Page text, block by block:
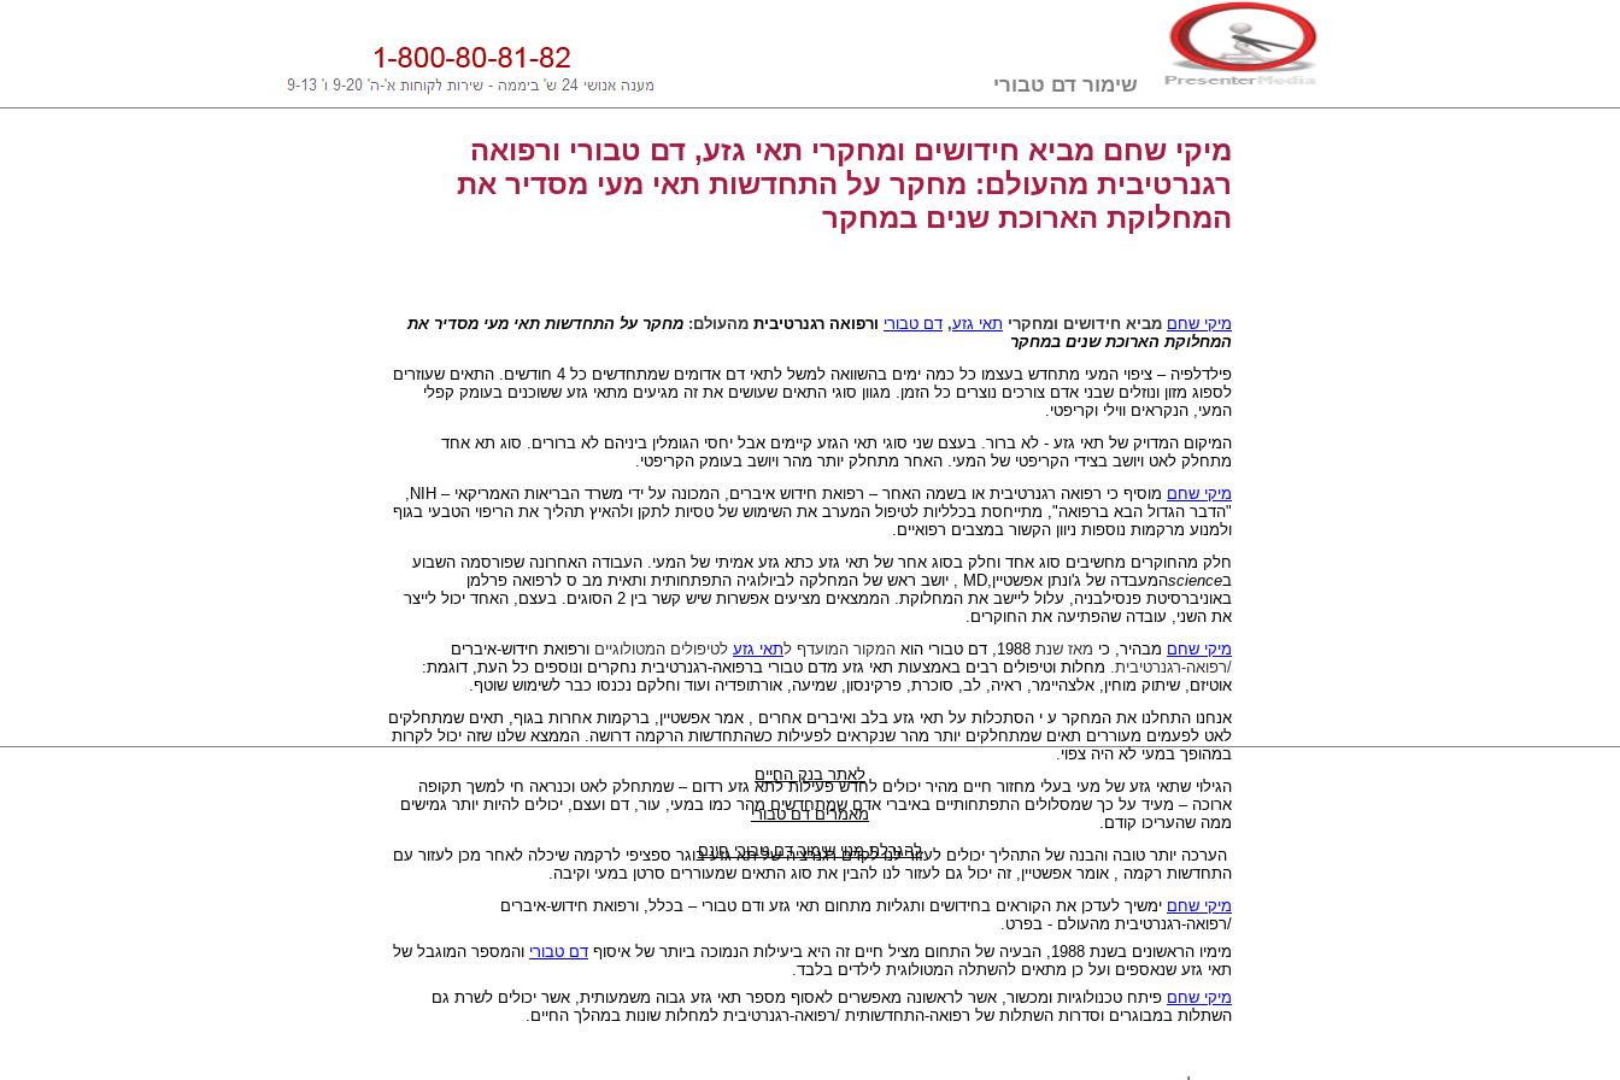
מיקי שחם מביא חידושים ומחקרי תאי גזע, דם טבורי ורפואה
רגנרטיבית מהעולם: מחקר על התחדשות תאי מעי מסדיר את
המחלוקת הארוכת שנים במחקר
מיקי שחם מביא חידושים ומחקרי תאי גזע, דם טבורי ורפואה רגנרטיבית מהעולם: מחקר על התחדשות תאי מעי מסדיר את
המחלוקת הארוכת שנים במחקר
פילדלפיה – ציפוי המעי מתחדש בעצמו כל כמה ימים בהשוואה למשל לתאי דם אדומים שמתחדשים כל 4 חודשים. התאים שעוזרים
לספוג מזון ונוזלים שבני אדם צורכים נוצרים כל הזמן. מגוון סוגי התאים שעושים את זה מגיעים מתאי גזע ששוכנים בעומק קפלי
המעי, הנקראים ווילי וקריפטי.
המיקום המדויק של תאי גזע - לא ברור. בעצם שני סוגי תאי הגזע קיימים אבל יחסי הגומלין ביניהם לא ברורים. סוג תא אחד
מתחלק לאט ויושב בצידי הקריפטי של המעי. האחר מתחלק יותר מהר ויושב בעומק הקריפטי.
מיקי שחם מוסיף כי רפואה רגנרטיבית או בשמה האחר – רפואת חידוש איברים, המכונה על ידי משרד הבריאות האמריקאי – NIH
"הדבר הגדול הבא ברפואה", מתייחסת בכלליות לטיפול המערב את השימוש של טסיות לתקן ולהאיץ תהליך את הריפוי הטבעי בגוף
ולמנוע מרקמות נוספות ניוון הקשור במצבים רפואיים.
חלק מהחוקרים מחשיבים סוג אחד וחלק בסוג אחר של תאי גזע כתא גזע אמיתי של המעי. העבודה האחרונה שפורסמה השבוע
בscienceהמעבדה של ג'ונתן אפשטיין, MD
, יושב ראש של המחלקה לביולוגיה התפתחותית ותאית מב ס לרפואה פרלמן
באוניברסיטת פנסילבניה, עלול ליישב את המחלוקת. הממצאים מציעים אפשרות שיש קשר בין 2 הסוגים. בעצם, האחד יכול לייצר
את השני, עובדה שהפתיעה את החוקרים.
מיקי שחם מבהיר , כי מאז שנת 1988, דם טבורי הוא המקור המועדף לתאי גזע לטיפולים המטולוגיים ורפואת חידוש-איברים
/רפואה-רגנרטיבית. מחלות וטיפולים רבים באמצעות תאי גזע מדם טבורי ברפואה-רגנרטיבית נחקרים ונוספים כל העת, דוגמת:
אוטיזם, שיתוק מוחין, אלצהיימר, ראיה, לב, סוכרת, פרקינסון, שמיעה, אורתופדיה ועוד וחלקם נכנסו כבר לשימוש שוטף.
אנחנו התחלנו את המחקר ע י הסתכלות על תאי גזע בלב ואיברים אחרים , אמר אפשטיין, ברקמות אחרות בגוף, תאים שמתחלקים
לאט לפעמים מעוררים תאים שמתחלקים יותר מהר שנקראים לפעילות כשהתחדשות הרקמה דרושה. הממצא שלנו שזה יכול לקרות
במהופך במעי לא היה צפוי.
הגילוי שתאי גזע של מעי בעלי מחזור חיים מהיר יכולים לחדש פעילות לתא גזע רדום – שמתחלק לאט וכנראה חי למשך תקופה
ארוכה – מעיד על כך שמסלולים התפתחותיים באיברי אדם שמתחדשים מהר כמו במעי, עור, דם ועצם, יכולים להיות יותר גמישים
ממה שהעריכו קודם.
הערכה יותר טובה והבנה של התהליך יכולים לעזור לנו לקדם רגנרציה של תא גזע בוגר ספציפי לרקמה שיכלה לאחר מכן לעזור עם
התחדשות רקמה , אומר אפשטיין, זה יכול גם לעזור לנו להבין את סוג התאים שמעוררים סרטן במעי וקיבה.
מיקי שחם ימשיך לעדכן את הקוראים בחידושים ותגליות מתחום תאי גזע ודם טבורי – בכלל, ורפואת חידוש-איברים
/רפואה-רגנרטיבית מהעולם - בפרט.
מימיו הראשונים בשנת 1988, הבעיה של התחום מציל חיים זה היא ביעילות הנמוכה ביותר של איסוף
דם טבורי והמספר המוגבל של
תאי גזע שנאספים ועל כן מתאים להשתלה המטולוגית לילדים בלבד.
מיקי שחם פיתח טכנולוגיות ומכשור, אשר לראשונה מאפשרים לאסוף מספר תאי גזע גבוה משמעותית, אשר יכולים לשרת גם
השתלות במבוגרים וסדרות השתלות של רפואה-התחדשותית /רפואה-רגנרטיבית למחלות שונות במהלך החיים.
לאתר בנק החיים
מאמרים דם טבורי
להגרלת מנוי שימור דם טבורי חינם